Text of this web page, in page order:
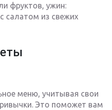
фруктов, ужин:
салатом из свежих
меню, учитывая свои
Это поможет вам